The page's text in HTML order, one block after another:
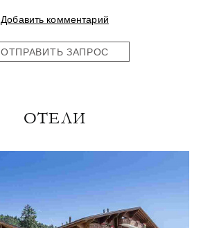
Добавить комментарий
ОТПРАВИТЬ ЗАПРОС
ОТЕЛИ